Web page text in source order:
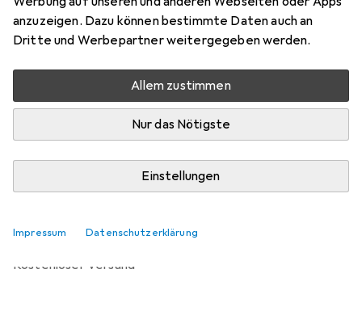
anzuzeigen. Dazu können bestimmte Daten auch an
Dritte und Werbepartner weitergegeben werden.
Allem zustimmen
Nur das Nötigste
Einstellungen
Impressum Datenschutzerklärung
Zwischen Mo, 14.9. und Di, 29.9. geliefert
Benachrichtigen, wenn schneller verfügbar
Lieferort angeben für genaue Lieferzeit
In den Warenkorb
kostenloser Versand